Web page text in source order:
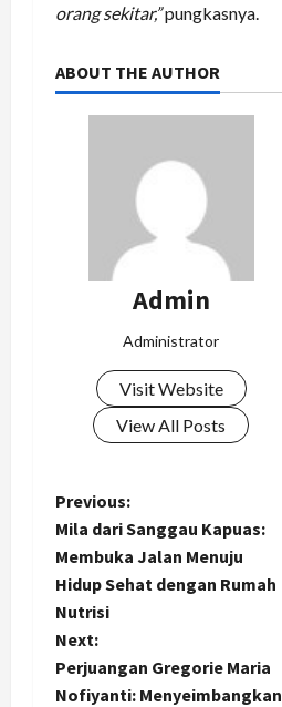
orang sekitar,”pungkasnya.
ABOUT THE AUTHOR
Admin
Administrator
Visit Website
View All Posts
P
o
s
t
n
Previous:
Mila dari Sanggau Kapuas:
Membuka Jalan Menuju
Hidup Sehat dengan Rumah
Nutrisi
Next:
Perjuangan Gregorie Maria
Nofiyanti: Menyeimbangkan